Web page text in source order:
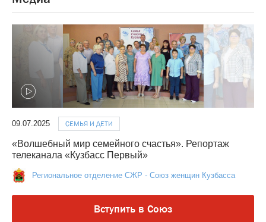
09.07.2025 СЕМЬЯ И ДЕТИ
«Волшебный мир семейного счастья». Репортаж
телеканала «Кузбасс Первый»
Региональное отделение СЖР - Союз женщин Кузбасса
Вступить в Союз